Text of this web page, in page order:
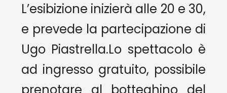
L’esibizione inizierà alle 20 e 30,
e prevede la partecipazione di
Ugo Piastrella.Lo spettacolo è
ad ingresso gratuito, possibile